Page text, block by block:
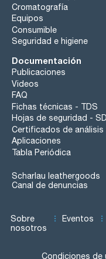
Cromatografía
Equipos
Consumible
Seguridad e higiene
Documentación
Publicaciones
Videos
FAQ
Fichas técnicas - TDS
Hojas de seguridad -
Certificados de análisis
Aplicaciones
Tabla Periódica
Scharlau leathergoods
Canal de denuncias
Sobre
nosotros
Eventos
Condiciones de